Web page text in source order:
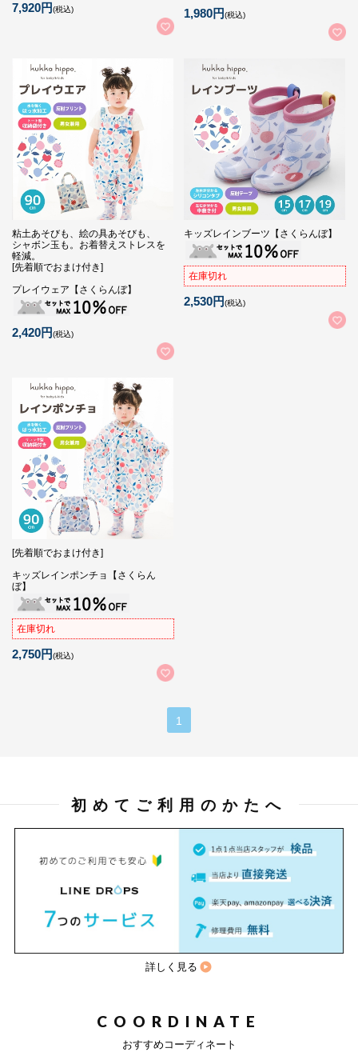
7,920円(税込) 1,980円(税込)
粘土あそびも、絵の具あそびも、
シャボン玉も。お着替えストレスを
軽減。
[先着順でおまけ付き]
プレイウェア【さくらんぼ】
2,420円(税込)
キッズレインブーツ【さくらんぼ】
在庫切れ
2,530円(税込)
[先着順でおまけ付き]
キッズレインポンチョ【さくらん
ぼ】
在庫切れ
2,750円(税込)
1
初めてご利用のかたへ
詳しく見る
COORDINATE
おすすめコーディネート